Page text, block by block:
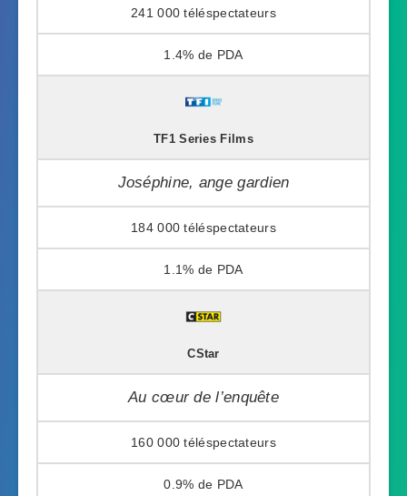
241 000
1.4%
TF1 Series Films
Joséphine, ange gardien
184 000
1.1%
CStar
Au cœur de l’enquête
160 000
0.9%